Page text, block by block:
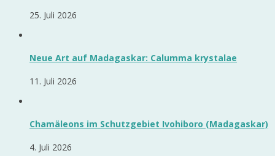
25. Juli 2026
Neue Art auf Madagaskar: Calumma krystalae
11. Juli 2026
Chamäleons im Schutzgebiet Ivohiboro (Madagaskar)
4. Juli 2026